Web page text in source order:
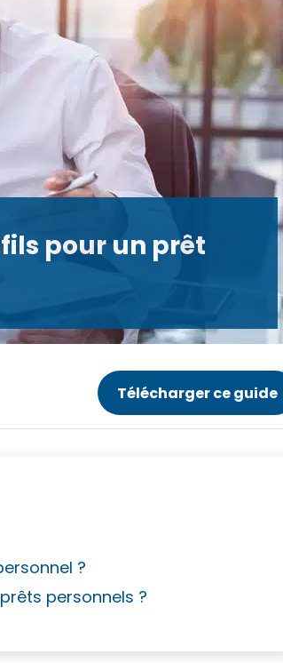
pour un prêt
Télécharger ce guide
?
personnels ?